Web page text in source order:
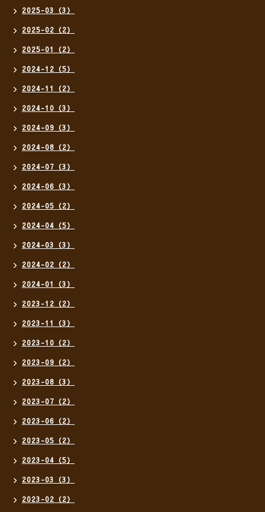
2025-03（3）
2025-02（2）
2025-01（2）
2024-12（5）
2024-11（2）
2024-10（3）
2024-09（3）
2024-08（2）
2024-07（3）
2024-06（3）
2024-05（2）
2024-04（5）
2024-03（3）
2024-02（2）
2024-01（3）
2023-12（2）
2023-11（3）
2023-10（2）
2023-09（2）
2023-08（3）
2023-07（2）
2023-06（2）
2023-05（2）
2023-04（5）
2023-03（3）
2023-02（2）